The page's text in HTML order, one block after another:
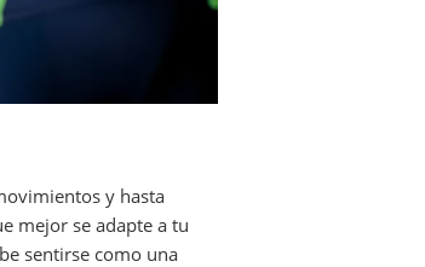
y hasta
mejor se adapte a tu
sentirse como una